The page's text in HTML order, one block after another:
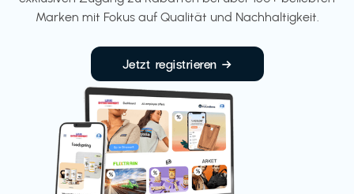
Marken mit Fokus auf Qualität und Nachhaltigkeit.
Jetzt registrieren →